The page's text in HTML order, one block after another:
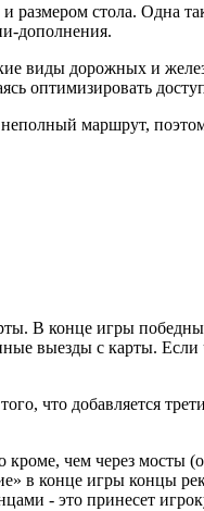
стола. Одна
дополнения.
виды дорожных и
оптимизировать
маршрут,
В конце игры
выезды с карты.
что добавляется
кроме, чем через мосты
в конце игры концы
- это принесет